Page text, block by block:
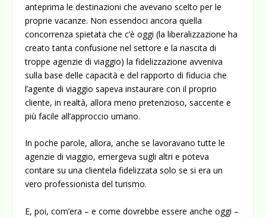
anteprima le destinazioni che avevano scelto per le
proprie vacanze. Non essendoci ancora quella
concorrenza spietata che c’è oggi (la liberalizzazione ha
creato tanta confusione nel settore e la nascita di
troppe agenzie di viaggio) la fidelizzazione avveniva
sulla base delle capacità e del rapporto di fiducia che
l’agente di viaggio sapeva instaurare con il proprio
cliente, in realtà, allora meno pretenzioso, saccente e
più facile all’approccio umano.
In poche parole, allora, anche se lavoravano tutte le
agenzie di viaggio, emergeva sugli altri e poteva
contare su una clientela fidelizzata solo se si era un
vero professionista del turismo.
E, poi, com’era – e come dovrebbe essere anche oggi –